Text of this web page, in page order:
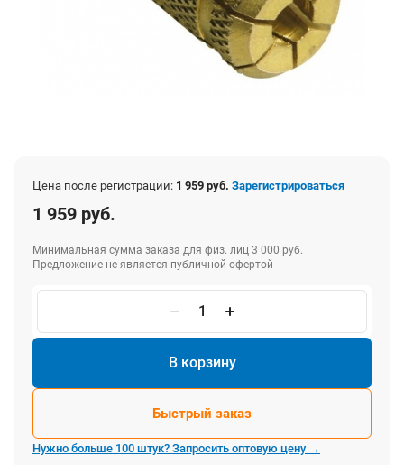
Цена после регистрации: 1 959 руб. Зарегистрироваться
1 959 руб.
Минимальная сумма заказа для физ. лиц 3 000 руб.
Предложение не является публичной офертой
В корзину
Быстрый заказ
Нужно больше 100 штук? Запросить оптовую цену →